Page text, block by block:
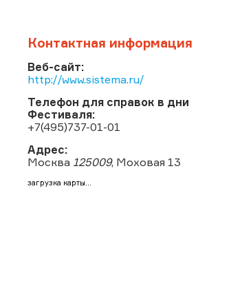
Контактная информация
Веб-сайт:
http://www.sistema.ru/
Телефон для справок в дни
Фестиваля:
+7(495)737-01-01
Адрес:
Москва 125009, Моховая 13
загрузка карты...